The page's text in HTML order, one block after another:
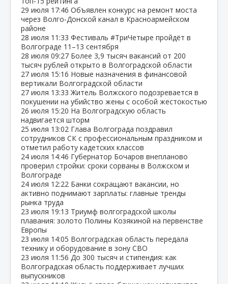
29 июля 17:46 Объявлен конкурс на ремонт моста
через Волго‑Донской канал в Красноармейском
районе
28 июля 11:33 Фестиваль #ТриЧетыре пройдёт в
Волгограде 11–13 сентября
28 июля 09:27 Более 3,9 тысяч вакансий от 200
тысяч рублей открыто в Волгоградской области
27 июля 15:16 Новые назначения в финансовой
вертикали Волгоградской области
27 июля 13:33 Житель Волжского подозревается в
покушении на убийство жены с особой жестокостью
26 июля 15:20 На Волгоградскую область
надвигается шторм
25 июля 13:02 Глава Волгограда поздравил
сотрудников СК с профессиональным праздником и
отметил работу кадетских классов
24 июля 14:46 Губернатор Бочаров внепланово
проверил стройки: сроки сорваны в Волжском и
Волгограде
24 июля 12:22 Банки сокращают вакансии, но
активно поднимают зарплаты: главные тренды
рынка труда
23 июля 19:13 Триумф волгоградской школы
плавания: золото Полины Козякиной на первенстве
Европы
23 июля 14:05 Волгоградская область передала
технику и оборудование в зону СВО
23 июля 11:56 До 300 тысяч и стипендия: как
Волгоградская область поддерживает лучших
выпускников